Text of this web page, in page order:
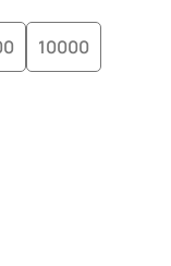
10000